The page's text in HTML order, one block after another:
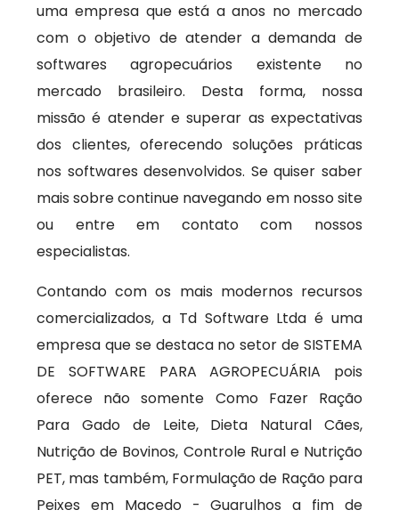
uma empresa que está a anos no mercado
com o objetivo de atender a demanda de
softwares agropecuários existente no
mercado brasileiro. Desta forma, nossa
missão é atender e superar as expectativas
dos clientes, oferecendo soluções práticas
nos softwares desenvolvidos. Se quiser saber
mais sobre continue navegando em nosso site
ou entre em contato com nossos
especialistas.
Contando com os mais modernos recursos
comercializados, a Td Software Ltda é uma
empresa que se destaca no setor de SISTEMA
DE SOFTWARE PARA AGROPECUÁRIA pois
oferece não somente Como Fazer Ração
Para Gado de Leite, Dieta Natural Cães,
Nutrição de Bovinos, Controle Rural e Nutrição
PET, mas também, Formulação de Ração para
Peixes em Macedo - Guarulhos a fim de